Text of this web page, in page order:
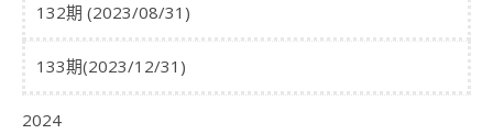
132期 (2023/08/31)
133期(2023/12/31)
2024